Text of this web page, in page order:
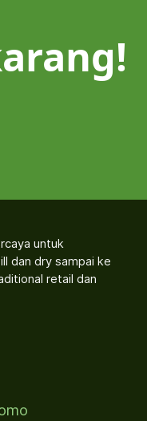
untuk
dan dry sampai ke
retail dan